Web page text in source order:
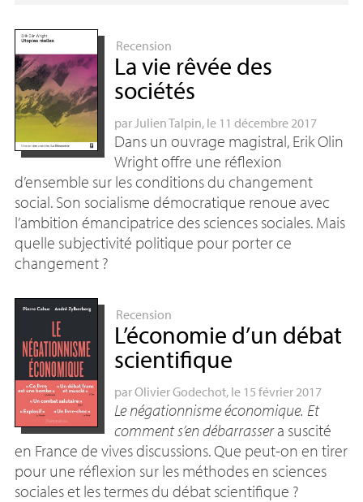
Recension
La vie rêvée des
sociétés
par Julien Talpin, le 11 décembre 2017
Dans un ouvrage magistral, Erik Olin
Wright offre une réflexion
d’ensemble sur les conditions du changement
social. Son socialisme démocratique renoue avec
l’ambition émancipatrice des sciences sociales. Mais
quelle subjectivité politique pour porter ce
changement ?
Recension
L’économie d’un débat
scientifique
parOlivier Godechot, le 15 février 2017
Le négationnisme économique. Et
comment s’en débarrassera suscité
en France de vives discussions. Que peut-on en tirer
pour une réflexion sur les méthodes en sciences
sociales et les termes du débat scientifique ?